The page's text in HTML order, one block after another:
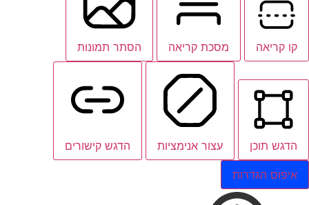
קו קריאה מסכת קריאה הסתר תמונות
הדגש תוכן עצור אנימציות הדגש קישורים
איפוס הגדרות